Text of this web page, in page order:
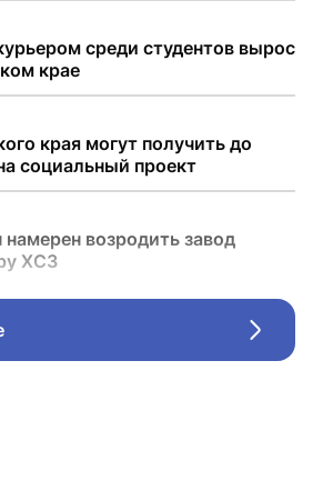
среди студентов вырос
крае
края могут получить до
социальный проект
возродить завод
ХСЗ